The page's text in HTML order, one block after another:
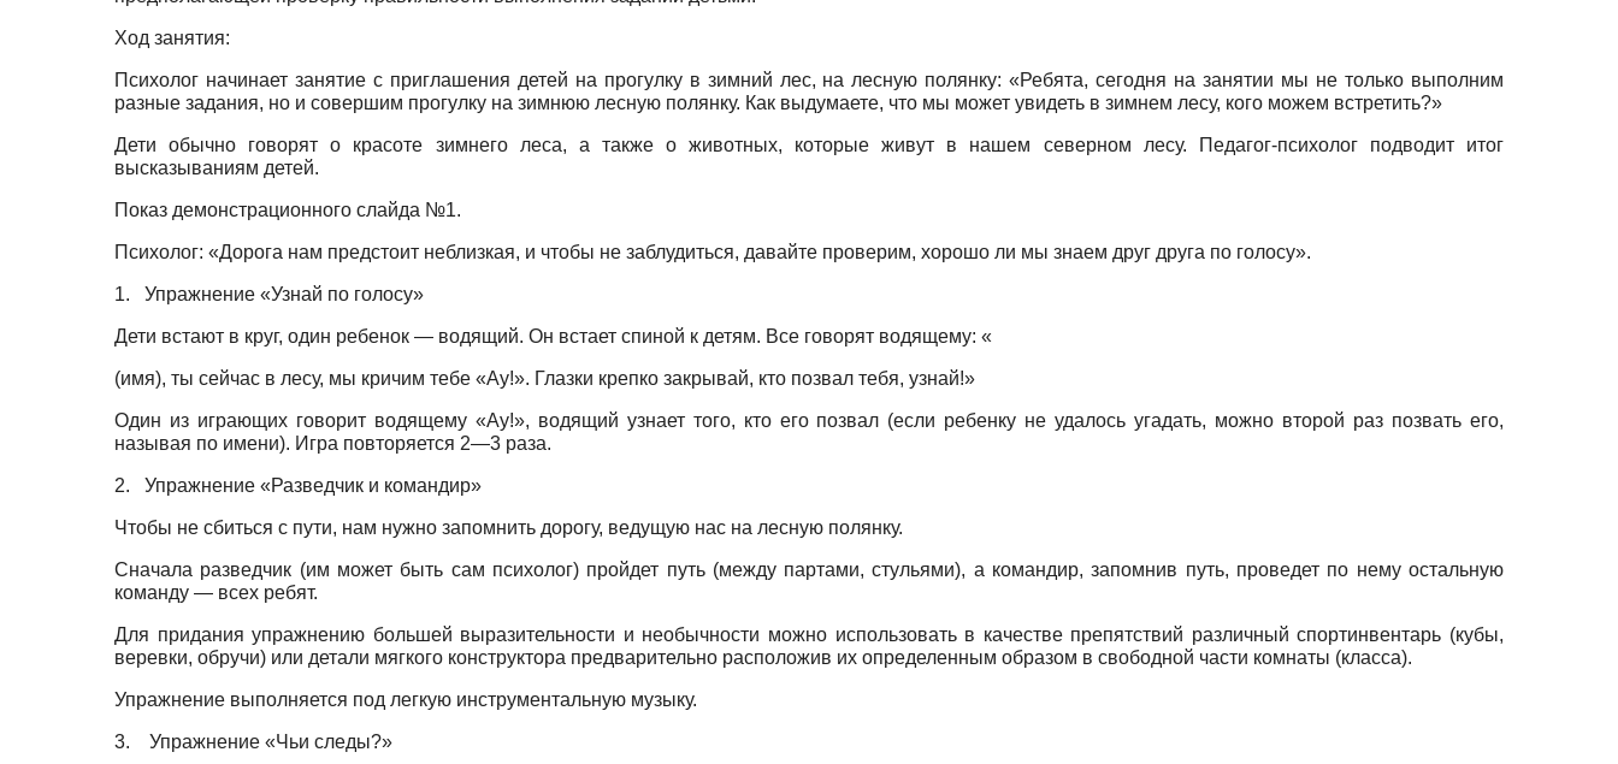
Ход занятия:
Психолог начинает занятие с приглашения детей на прогулку в зимний лес, на лесную полянку: «Ребята, сегодня на занятии мы не только выполним
разные задания, но и совершим прогулку на зимнюю лесную полянку. Как выдумаете, что мы может увидеть в зимнем лесу, кого можем встретить?»
Дети обычно говорят о красоте зимнего леса, а также о животных, которые живут в нашем северном лесу. Педагог-психолог подводит итог
высказываниям детей.
Показ демонстрационного слайда №1.
Психолог: «Дорога нам предстоит неблизкая, и чтобы не заблудиться, давайте проверим, хорошо ли мы знаем друг друга по голосу».
1. Упражнение «Узнай по голосу»
Дети встают в круг, один ребенок — водящий. Он встает спиной к детям. Все говорят водящему: «
(имя), ты сейчас в лесу, мы кричим тебе «Ау!». Глазки крепко закрывай, кто позвал тебя, узнай!»
Один из играющих говорит водящему «Ау!», водящий узнает того, кто его позвал (если ребенку не удалось угадать, можно второй раз позвать его,
называя по имени). Игра повторяется 2—3 раза.
2. Упражнение «Разведчик и командир»
Чтобы не сбиться с пути, нам нужно запомнить дорогу, ведущую нас на лесную полянку.
Сначала разведчик (им может быть сам психолог) пройдет путь (между партами, стульями), а командир, запомнив путь, проведет по нему остальную
команду — всех ребят.
Для придания упражнению большей выразительности и необычности можно использовать в качестве препятствий различный спортинвентарь (кубы,
веревки, обручи) или детали мягкого конструктора предварительно расположив их определенным образом в свободной части комнаты (класса).
Упражнение выполняется под легкую инструментальную музыку.
3. Упражнение «Чьи следы?»